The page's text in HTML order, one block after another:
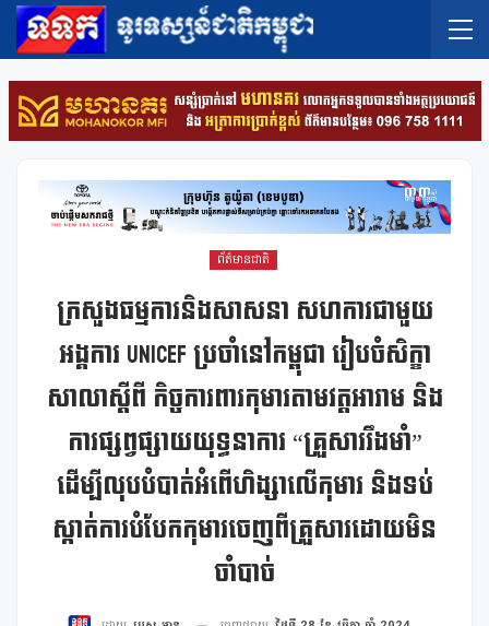
ព័ត៌មានជាតិ
ក្រសួងធម្មការនិងសាសនា សហការជាមួយ
អង្គការ UNICEF ប្រចាំនៅកម្ពុជា រៀបចំសិក្ខា
សាលាស្តីពី កិច្ចការពារកុមារតាមវត្តអារាម និង
ការផ្សព្វផ្សាយយុទ្ធនាការ “គ្រួសាររឹងមាំ”
ដើម្បីលុបបំបាត់អំពើហិង្សាលើកុមារ និងទប់
ស្កាត់ការបំបែកកុមារចេញពីគ្រួសារដោយមិន
ចាំបាច់